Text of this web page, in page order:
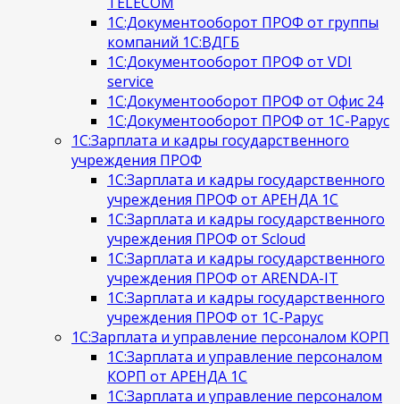
1С:Документооборот ПРОФ от группы
компаний 1С:ВДГБ
1С:Документооборот ПРОФ от VDI
service
1С:Документооборот ПРОФ от Офис 24
1С:Документооборот ПРОФ от 1С-Рарус
1С:Зарплата и кадры государственного
учреждения ПРОФ
1С:Зарплата и кадры государственного
учреждения ПРОФ от АРЕНДА 1С
1С:Зарплата и кадры государственного
учреждения ПРОФ от Scloud
1С:Зарплата и кадры государственного
учреждения ПРОФ от ARENDA-IT
1С:Зарплата и кадры государственного
учреждения ПРОФ от 1С-Рарус
1С:Зарплата и управление персоналом КОРП
1С:Зарплата и управление персоналом
КОРП от АРЕНДА 1С
1С:Зарплата и управление персоналом